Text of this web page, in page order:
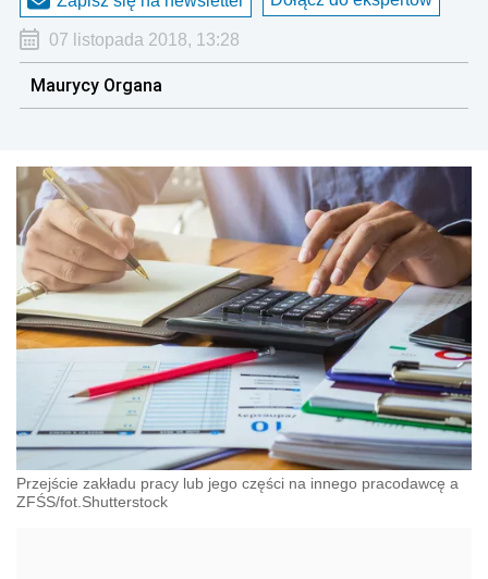
07 listopada 2018, 13:28
Maurycy Organa
Przejście zakładu pracy lub jego części na innego pracodawcę a
ZFŚS/fot.Shutterstock